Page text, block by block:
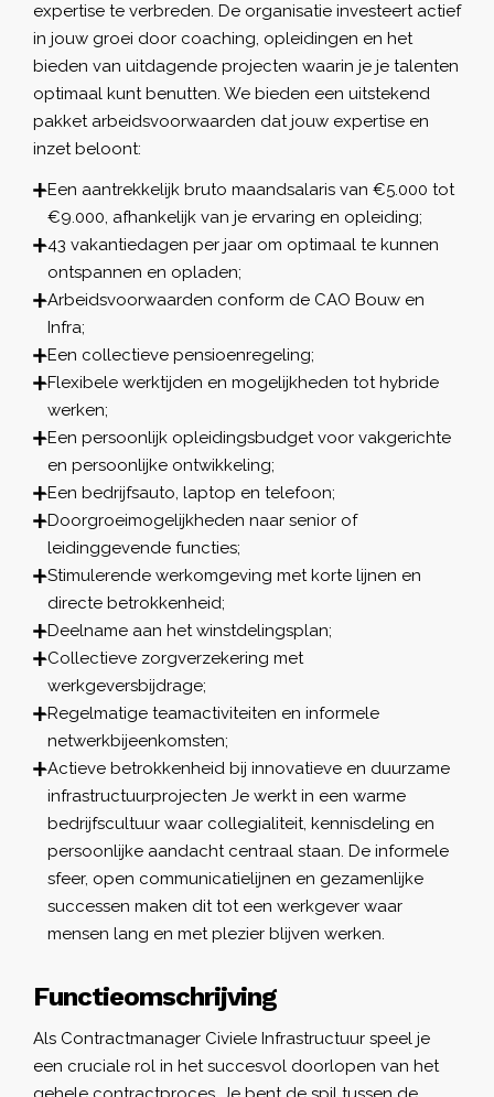
expertise te verbreden. De organisatie investeert actief
in jouw groei door coaching, opleidingen en het
bieden van uitdagende projecten waarin je je talenten
optimaal kunt benutten. We bieden een uitstekend
pakket arbeidsvoorwaarden dat jouw expertise en
inzet beloont:
Een aantrekkelijk bruto maandsalaris van €5.000 tot
€9.000, afhankelijk van je ervaring en opleiding;
43 vakantiedagen per jaar om optimaal te kunnen
ontspannen en opladen;
Arbeidsvoorwaarden conform de CAO Bouw en
Infra;
Een collectieve pensioenregeling;
Flexibele werktijden en mogelijkheden tot hybride
werken;
Een persoonlijk opleidingsbudget voor vakgerichte
en persoonlijke ontwikkeling;
Een bedrijfsauto, laptop en telefoon;
Doorgroeimogelijkheden naar senior of
leidinggevende functies;
Stimulerende werkomgeving met korte lijnen en
directe betrokkenheid;
Deelname aan het winstdelingsplan;
Collectieve zorgverzekering met
werkgeversbijdrage;
Regelmatige teamactiviteiten en informele
netwerkbijeenkomsten;
Actieve betrokkenheid bij innovatieve en duurzame
infrastructuurprojecten Je werkt in een warme
bedrijfscultuur waar collegialiteit, kennisdeling en
persoonlijke aandacht centraal staan. De informele
sfeer, open communicatielijnen en gezamenlijke
successen maken dit tot een werkgever waar
mensen lang en met plezier blijven werken.
Functieomschrijving
Als Contractmanager Civiele Infrastructuur speel je
een cruciale rol in het succesvol doorlopen van het